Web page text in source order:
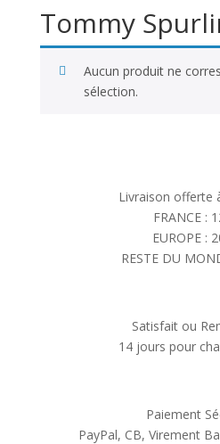
Tommy
Aucun produit ne
sélection.
Livraison offerte
FRANCE :
EUROPE :
RESTE DU
Satisfait ou
14 jours pour
Paiement
PayPal, CB, Virement